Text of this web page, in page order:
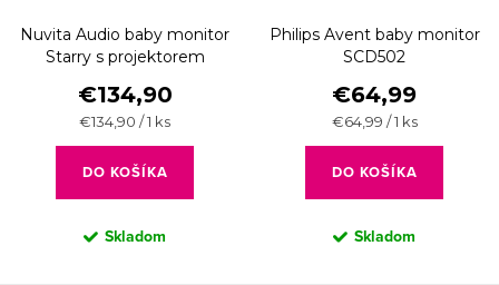
Nuvita Audio baby monitor
Starry s projektorem
€134,90
Jednotková
cena:
€134,90 / 1 ks
DO KOŠÍKA
Skladom
Philips Avent baby monitor
SCD502
€64,99
Jednotková
cena:
€64,99 / 1 ks
DO KOŠÍKA
Skladom